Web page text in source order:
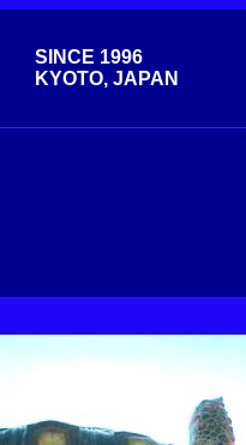
SINCE 1996
KYOTO, JAPAN